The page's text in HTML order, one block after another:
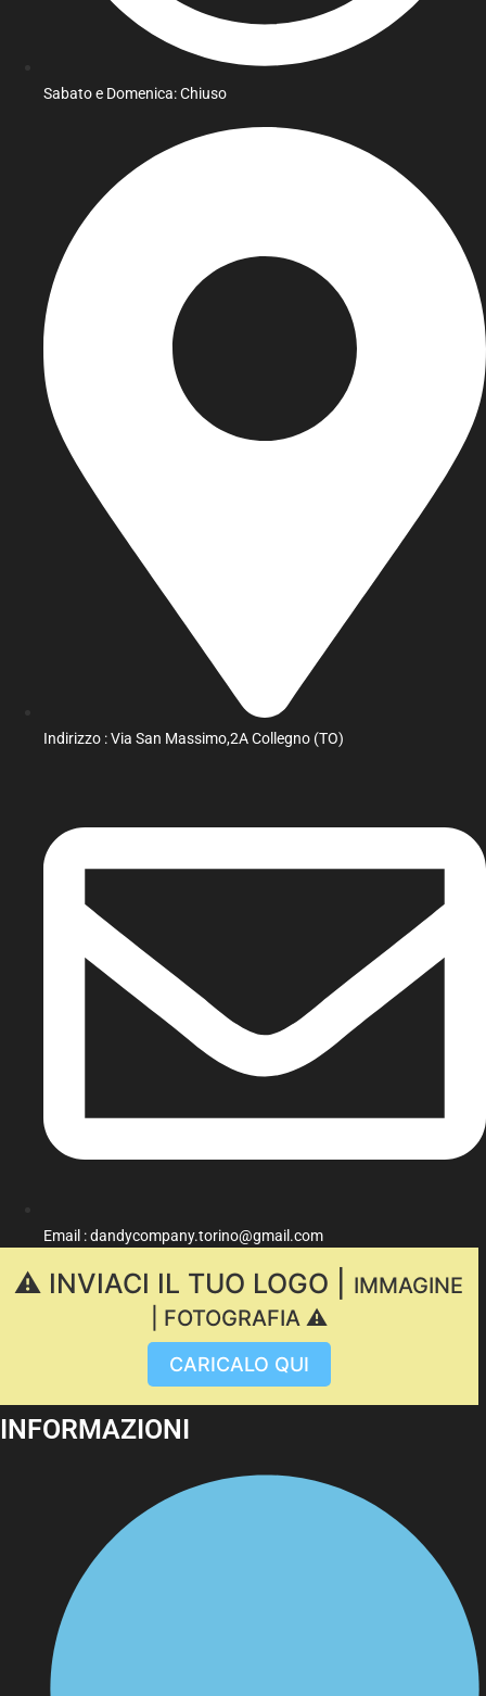
Sabato e Domenica: Chiuso
Indirizzo : Via San Massimo,2A Collegno (TO)
Email : dandycompany.torino@gmail.com
⚠️ INVIACI IL TUO LOGO |
IMMAGINE
| FOTOGRAFIA ⚠️
CARICALO QUI
INFORMAZIONI